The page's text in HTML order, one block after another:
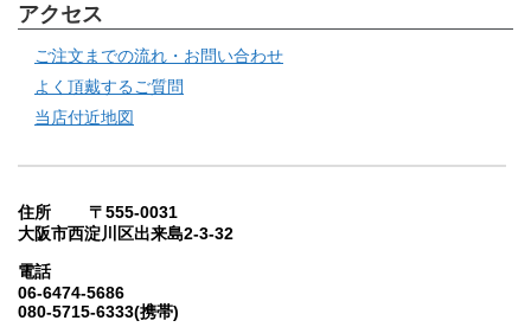
アクセス
ご注文までの流れ・お問い合わせ
よく頂戴するご質問
当店付近地図
住所 〒555-0031
大阪市西淀川区出来島2-3-32
電話
06-6474-5686
080-5715-6333(携帯)